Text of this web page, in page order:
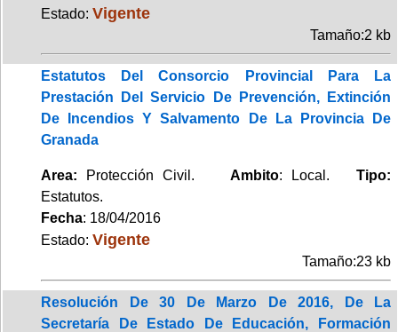
Estado: Vigente
Tamaño:2 kb
Estatutos Del Consorcio Provincial Para La
Prestación Del Servicio De Prevención, Extinción
De Incendios Y Salvamento De La Provincia De
Granada
Area: Protección Civil. Ambito: Local. Tipo:
Estatutos.
Fecha: 18/04/2016
Estado: Vigente
Tamaño:23 kb
Resolución De 30 De Marzo De 2016, De La
Secretaría De Estado De Educación, Formación